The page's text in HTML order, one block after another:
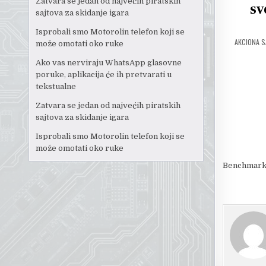
sajtova za skidanje igara
Isprobali smo Motorolin telefon koji se
može omotati oko ruke
Ako vas nerviraju WhatsApp glasovne
poruke, aplikacija će ih pretvarati u
tekstualne
Zatvara se jedan od najvećih piratskih
sajtova za skidanje igara
Isprobali smo Motorolin telefon koji se
može omotati oko ruke
AKCIONA